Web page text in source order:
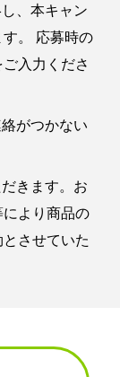
、本キャン
。 応募時の
入力くださ
がつかない
きます。お
より商品の
させていた